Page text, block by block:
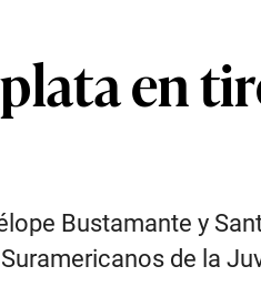
en
Bustamante y
de la